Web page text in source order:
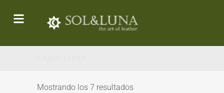
Mostrando los 7 resultados